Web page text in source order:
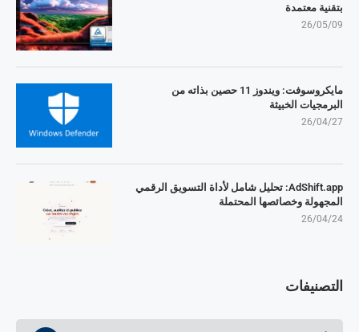
بتقنية معتمدة
26/05/09
مايكروسوفت: ويندوز 11 حصين بذاته من
البرمجيات الخبيثة
26/04/27
AdShift.app: تحليل شامل لأداة التسويق الرقمي
المجهولة وخصائصها المحتملة
26/04/24
التصنيفات